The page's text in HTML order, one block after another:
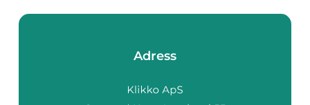
Adress